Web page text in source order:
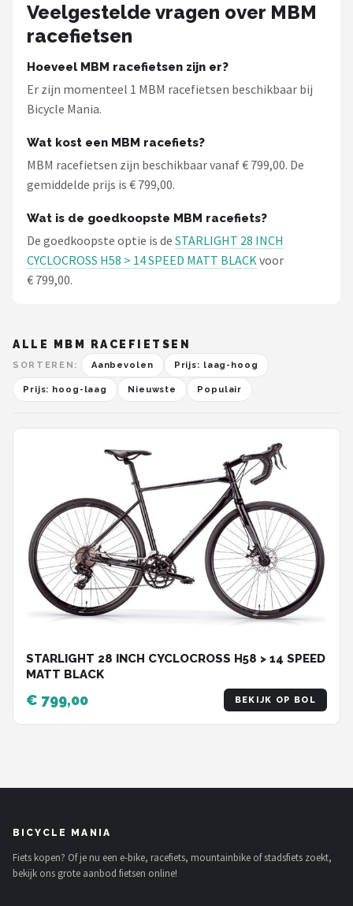
Shimano
Cortina
Alle merken →
Veelgestelde vragen over MBM
racefietsen
Hoeveel MBM racefietsen zijn er?
Er zijn momenteel 1 MBM racefietsen beschikbaar bij
Bicycle Mania.
Wat kost een MBM racefiets?
MBM racefietsen zijn beschikbaar vanaf € 799,00. De
gemiddelde prijs is € 799,00.
Wat is de goedkoopste MBM racefiets?
De goedkoopste optie is de STARLIGHT 28 INCH
CYCLOCROSS H58 > 14 SPEED MATT BLACKvoor
€ 799,00.
ALLE MBM RACEFIETSEN
SORTEREN: Aanbevolen Prijs: laag-hoog
Prijs: hoog-laag Nieuwste Populair
STARLIGHT 28 INCH CYCLOCROSS H58 > 14 SPEED
MATT BLACK
€ 799,00 BEKIJK OP BOL
BICYCLE MANIA
Fiets kopen? Of je nu een e-bike, racefiets, mountainbike of stadsfiets zoekt,
bekijk ons grote aanbod fietsen online!